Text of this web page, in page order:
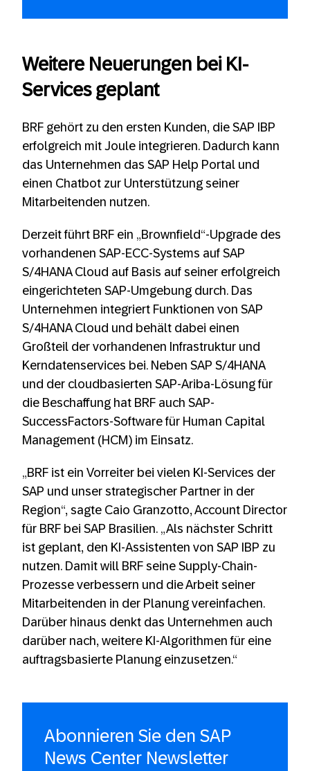
Weitere Neuerungen bei KI-
Services geplant
BRF gehört zu den ersten Kunden, die SAP IBP
erfolgreich mit Joule integrieren. Dadurch kann
das Unternehmen das SAP Help Portal und
einen Chatbot zur Unterstützung seiner
Mitarbeitenden nutzen.
Derzeit führt BRF ein „Brownfield“-Upgrade des
vorhandenen SAP-ECC-Systems auf SAP
S/4HANA Cloud auf Basis auf seiner erfolgreich
eingerichteten SAP-Umgebung durch. Das
Unternehmen integriert Funktionen von SAP
S/4HANA Cloud und behält dabei einen
Großteil der vorhandenen Infrastruktur und
Kerndatenservices bei. Neben SAP S/4HANA
und der cloudbasierten SAP-Ariba-Lösung für
die Beschaffung hat BRF auch SAP-
SuccessFactors-Software für Human Capital
Management (HCM) im Einsatz.
„BRF ist ein Vorreiter bei vielen KI-Services der
SAP und unser strategischer Partner in der
Region“, sagte Caio Granzotto, Account Director
für BRF bei SAP Brasilien. „Als nächster Schritt
ist geplant, den KI-Assistenten von SAP IBP zu
nutzen. Damit will BRF seine Supply-Chain-
Prozesse verbessern und die Arbeit seiner
Mitarbeitenden in der Planung vereinfachen.
Darüber hinaus denkt das Unternehmen auch
darüber nach, weitere KI-Algorithmen für eine
auftragsbasierte Planung einzusetzen.“
Abonnieren Sie den SAP
News Center Newsletter